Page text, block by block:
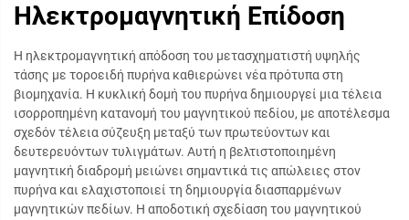
Ηλεκτρομαγνητική Επίδοση
Η ηλεκτρομαγνητική απόδοση του μετασχηματιστή υψηλής
τάσης με τοροειδή πυρήνα καθιερώνει νέα πρότυπα στη
βιομηχανία. Η κυκλική δομή του πυρήνα δημιουργεί μια τέλεια
ισορροπημένη κατανομή του μαγνητικού πεδίου, με αποτέλεσμα
σχεδόν τέλεια σύζευξη μεταξύ των πρωτεύοντων και
δευτερευόντων τυλιγμάτων. Αυτή η βελτιστοποιημένη
μαγνητική διαδρομή μειώνει σημαντικά τις απώλειες στον
πυρήνα και ελαχιστοποιεί τη δημιουργία διασπαρμένων
μαγνητικών πεδίων. Η αποδοτική σχεδίαση του μαγνητικού